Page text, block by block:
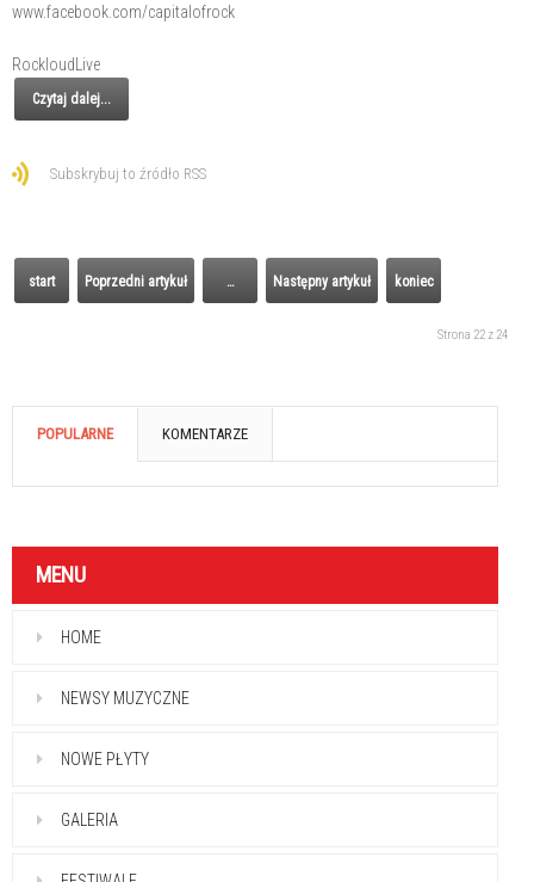
www.facebook.com/capitalofrock
RockloudLive
Czytaj dalej...
Subskrybuj to źródło RSS
start Poprzedni artykuł … Następny artykuł koniec
Strona 22 z 24
POPULARNE KOMENTARZE
MENU
HOME
NEWSY MUZYCZNE
NOWE PŁYTY
GALERIA